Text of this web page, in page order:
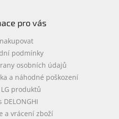
pro vás
podmínky
osobních údajů
a náhodné poškození
produktů
DELONGHI
a vrácení zboží